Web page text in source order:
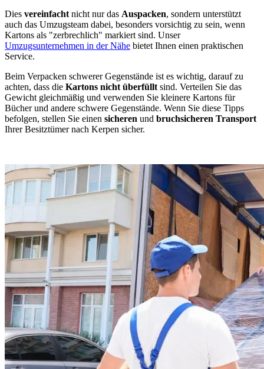
Dies vereinfacht nicht nur das Auspacken, sondern unterstützt
auch das Umzugsteam dabei, besonders vorsichtig zu sein, wenn
Kartons als "zerbrechlich" markiert sind. Unser
Umzugsunternehmen in der Nähe bietet Ihnen einen praktischen
Service.
Beim Verpacken schwerer Gegenstände ist es wichtig, darauf zu
achten, dass die Kartons nicht überfüllt sind. Verteilen Sie das
Gewicht gleichmäßig und verwenden Sie kleinere Kartons für
Bücher und andere schwere Gegenstände. Wenn Sie diese Tipps
befolgen, stellen Sie einen sicheren und bruchsicheren Transport
Ihrer Besitztümer nach Kerpen sicher.